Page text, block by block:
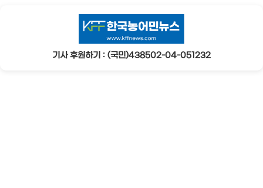
기사 후원하기 : (국민)438502-04-051232